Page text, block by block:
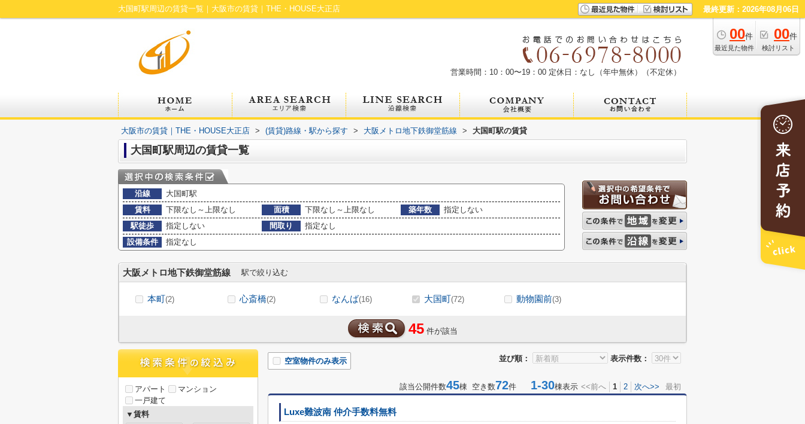
大国町駅周辺の賃貸一覧｜大阪市の賃貸｜THE・HOUSE大正店 最終更新：2026年08月06日
00件
最近見た物件
00件
検討リスト
営業時間：10：00〜19：00 定休日：なし（年中無休）（不定休）
大阪市の賃貸｜THE・HOUSE大正店 > (賃貸)路線・駅から探す > 大阪メトロ地下鉄御堂筋線 > 大国町駅の賃貸
大国町駅周辺の賃貸一覧
沿線
大国町駅
賃料
下限なし～上限なし 面積 下限なし～上限なし 築年数
指定しない
駅徒歩
指定しない 間取り
指定なし
設備条件
指定なし
大阪メトロ地下鉄御堂筋線 駅で絞り込む
本町(2) 心斎橋(2) なんば(16) 大国町(72) 動物園前(3)
45 件が該当
並び順： 表示件数：
空室物件のみ表示
該当公開件数45棟 空き数72件 1-30棟表示 <<前へ 1 2 次へ>> 最初
Luxe難波南 仲介手数料無料
アパート
マンション
一戸建て
▼賃料